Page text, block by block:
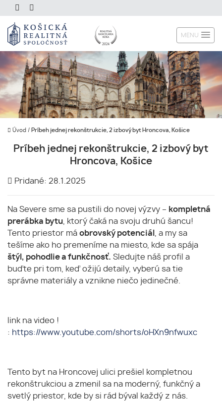
MENU
Úvod / Príbeh jednej rekonštrukcie, 2 izbový byt Hroncova, Košice
Príbeh jednej rekonštrukcie, 2 izbový byt
Hroncova, Košice
Pridané: 28.1.2025
Na Severe sme sa pustili do novej výzvy – kompletná
prerábka bytu , ktorý čaká na svoju druhú šancu!
Tento priestor má obrovský potenciál
, a my sa
tešíme ako ho premeníme na miesto, kde sa spája
štýl, pohodlie a funkčnosť. Sledujte náš profil a
buďte pri tom, keď ožijú detaily, vyberú sa tie
správne materiály a vznikne niečo jedinečné.
link na video !
: https://www.youtube.com/shorts/oHXn9nfwuxc
Tento byt na Hroncovej ulici prešiel kompletnou
rekonštrukciou a zmenil sa na moderný, funkčný a
svetlý priestor, kde by si rád býval každý z nás.